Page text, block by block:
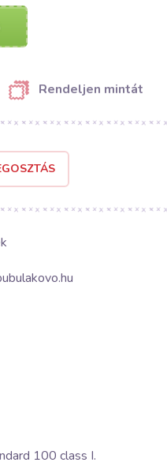
Rendeljen mintát
100 class I.